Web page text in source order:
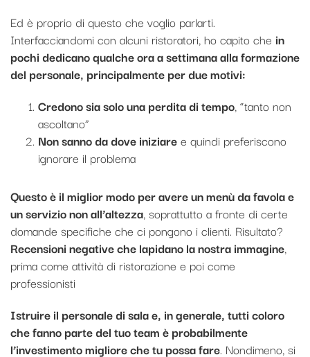
Ed è proprio di questo che voglio parlarti.
Interfacciandomi con alcuni ristoratori, ho capito che in
pochi dedicano qualche ora a settimana alla formazione
del personale, principalmente per due motivi:
Credono sia solo una perdita di tempo, “tanto non
ascoltano”
Non sanno da dove iniziaree quindi preferiscono
ignorare il problema
Questo è il miglior modo per avere un menù da favola e
un servizio non all’altezza, soprattutto a fronte di certe
domande specifiche che ci pongono i clienti. Risultato?
Recensioni negative che lapidano la nostra immagine,
prima come attività di ristorazione e poi come
professionisti
Istruire il personale di sala e, in generale, tutti coloro
che fanno parte del tuo team è probabilmente
l’investimento migliore che tu possa fare. Nondimeno, si